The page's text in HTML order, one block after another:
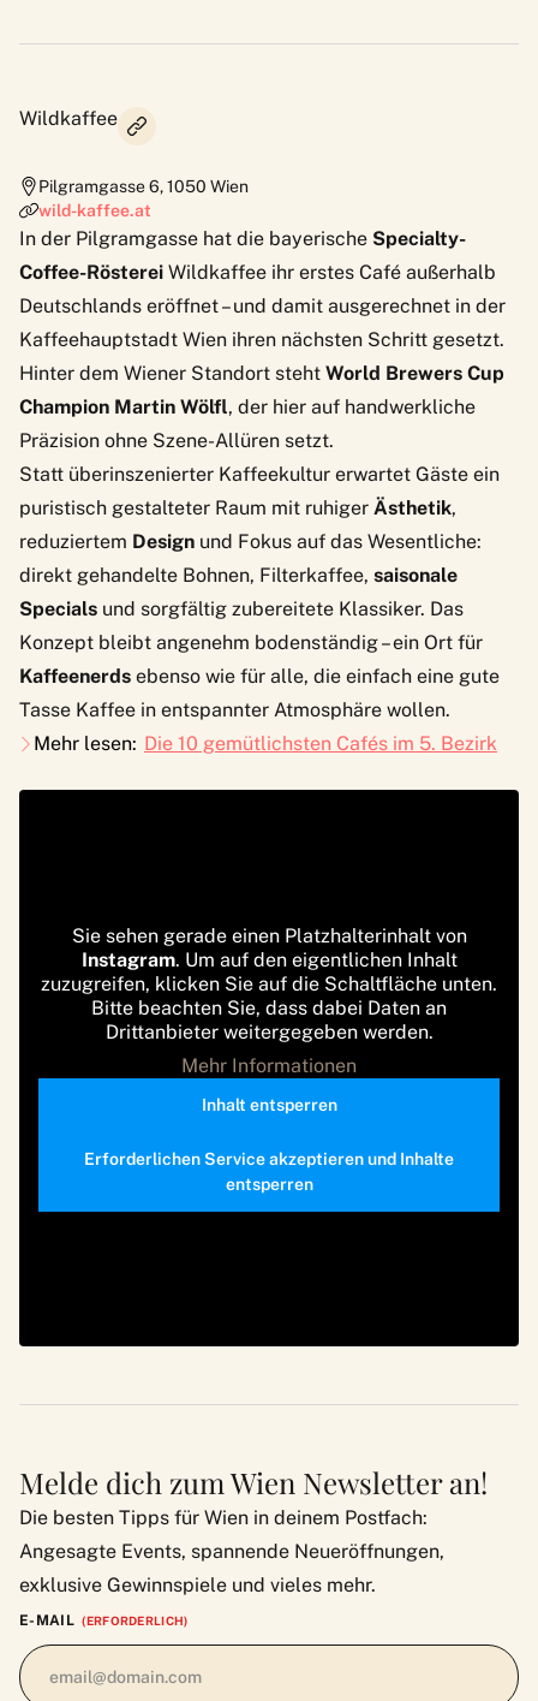
Wildkaffee
Pilgramgasse 6,1050 Wien
wild-kaffee.at
In der Pilgramgasse hat die bayerische Specialty-
Coffee-Rösterei Wildkaffee ihr erstes Café außerhalb
Deutschlands eröffnet – und damit ausgerechnet in der
Kaffeehauptstadt Wien ihren nächsten Schritt gesetzt.
Hinter dem Wiener Standort steht World Brewers Cup
Champion Martin Wölfl, der hier auf handwerkliche
Präzision ohne Szene-Allüren setzt.
Statt überinszenierter Kaffeekultur erwartet Gäste ein
puristisch gestalteter Raum mit ruhiger Ästhetik,
reduziertem Design und Fokus auf das Wesentliche:
direkt gehandelte Bohnen, Filterkaffee, saisonale
Specials und sorgfältig zubereitete Klassiker. Das
Konzept bleibt angenehm bodenständig – ein Ort für
Kaffeenerds ebenso wie für alle, die einfach eine gute
Tasse Kaffee in entspannter Atmosphäre wollen.
Mehr lesen: Die 10 gemütlichsten Cafés im 5. Bezirk
Sie sehen gerade einen Platzhalterinhalt von
Instagram. Um auf den eigentlichen Inhalt
zuzugreifen, klicken Sie auf die Schaltfläche unten.
Bitte beachten Sie, dass dabei Daten an
Drittanbieter weitergegeben werden.
Mehr Informationen
Inhalt entsperren
Erforderlichen Service akzeptieren und Inhalte
entsperren
Melde dich zum Wien Newsletter an!
Die besten Tipps für Wien in deinem Postfach:
Angesagte Events, spannende Neueröffnungen,
exklusive Gewinnspiele und vieles mehr.
E-MAIL (ERFORDERLICH)